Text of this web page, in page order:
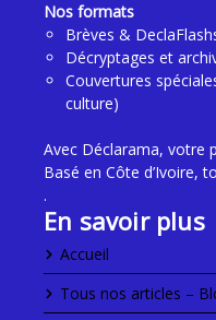
Nos formats
Brèves &
Décryptages et
Couvertures
culture)
Avec Déclarama, votre
Basé en Côte d’Ivoire,
.
En savoir plus
Accueil
Tous nos articles –